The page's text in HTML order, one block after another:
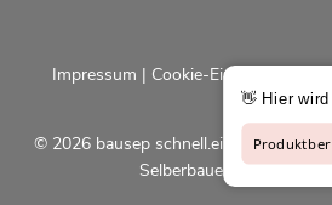
© 2026 bausep
Selberbauer und Profis |
Impressum | Cookie-Einstellungen